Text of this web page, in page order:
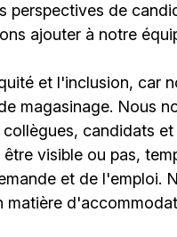
perspectives de
ajouter à notre
et l'inclusion, car
magasinage. Nous
candidats et
visible ou pas,
et de l'emploi.
matière